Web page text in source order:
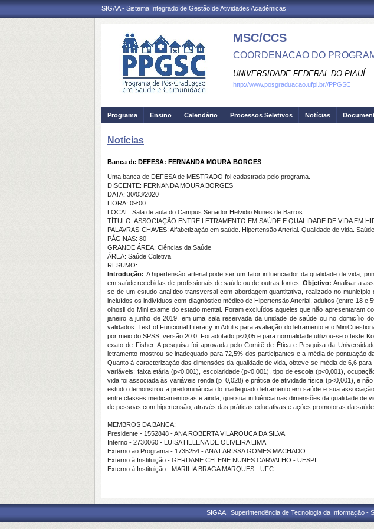
SIGAA - Sistema Integrado de Gestão de Atividades Acadêmicas
MSC/CCS
COORDENACAO DO
UNIVERSIDADE FEDERAL DO PIAUÍ
http://www.posgraduacao.ufpi.br//PPGSC
Programa Ensino Calendário Processos Seletivos Notícias
Notícias
Banca de DEFESA: FERNANDA MOURA BORGES
Uma banca de DEFESA de MESTRADO foi cadastrada pelo programa.
DISCENTE: FERNANDA MOURA BORGES
DATA: 30/03/2020
HORA: 09:00
LOCAL: Sala de aula do Campus Senador Helvidio Nunes de Barros
TÍTULO: ASSOCIAÇÃO ENTRE LETRAMENTO EM SAÚDE E QUALIDADE DE VIDA EM
PALAVRAS-CHAVES: Alfabetização em saúde. Hipertensão Arterial. Qualidade de vida.
PÁGINAS: 80
GRANDE ÁREA: Ciências da Saúde
ÁREA: Saúde Coletiva
RESUMO:
Introdução: A hipertensão arterial pode ser um fator influenciador da qualidade de vida,
em saúde recebidas de profissionais de saúde ou de outras fontes. Objetivo: Analisar a
se de um estudo analítico transversal com abordagem quantitativa, realizado no
incluídos os indivíduos com diagnóstico médico de Hipertensão Arterial, adultos (entre 18
olhos‖ do Mini exame do estado mental. Foram excluídos aqueles que não apresentaram
janeiro a junho de 2019, em uma sala reservada da unidade de saúde ou no domicílio
validados: Test of Funcional Literacy in Adults para avaliação do letramento e o
por meio do SPSS, versão 20.0. Foi adotado p<0,05 e para normalidade utilizou-se o teste
exato de Fisher. A pesquisa foi aprovada pelo Comitê de Ética e Pesquisa da
letramento mostrou-se inadequado para 72,5% dos participantes e a média de pontuação
Quanto à caracterização das dimensões da qualidade de vida, obteve-se média de 6,6
variáveis: faixa etária (p<0,001), escolaridade (p<0,001), tipo de escola (p<0,001),
vida foi associada às variáveis renda (p=0,028) e prática de atividade física (p<0,001), e
estudo demonstrou a predominância do inadequado letramento em saúde e sua
entre classes medicamentosas e ainda, que sua influência nas dimensões da qualidade
de pessoas com hipertensão, através das práticas educativas e ações promotoras da
MEMBROS DA BANCA:
Presidente - 1552848 - ANA ROBERTA VILAROUCA DA SILVA
Interno - 2730060 - LUISA HELENA DE OLIVEIRA LIMA
Externo ao Programa - 1735254 - ANA LARISSA GOMES MACHADO
Externo à Instituição - GERDANE CELENE NUNES CARVALHO - UESPI
Externo à Instituição - MARILIA BRAGA MARQUES - UFC
SIGAA | Superintendência de Tecnologia da Informação